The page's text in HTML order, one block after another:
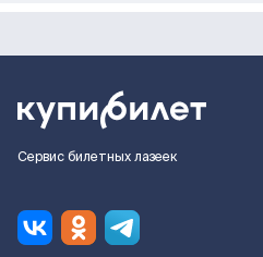
Сервис билетных лазеек